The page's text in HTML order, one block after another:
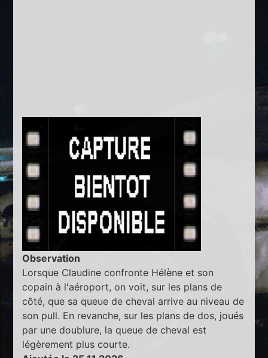
Observation
Lorsque Claudine confronte Hélène et son
copain à l'aéroport, on voit, sur les plans de
côté, que sa queue de cheval arrive au niveau de
son pull. En revanche, sur les plans de dos, joués
par une doublure, la queue de cheval est
légèrement plus courte.